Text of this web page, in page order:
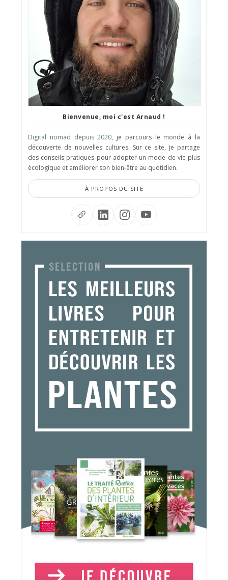
Bienvenue, moi c'est Arnaud !
Digital nomad depuis 2020, je parcours le monde à la
découverte de nouvelles cultures. Sur ce site, je partage
des conseils pratiques pour adopter un mode de vie plus
écologique et améliorer son bien-être au quotidien.
À PROPOS DU SITE